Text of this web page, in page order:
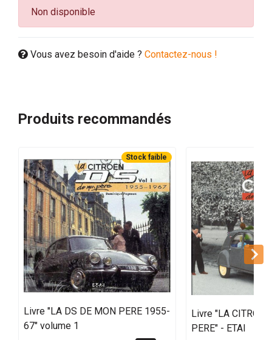
Non disponible
Vous avez besoin d'aide ? Contactez-nous !
Produits recommandés
Stock faible
Livre "LA DS DE MON PERE 1955-
67" volume 1
Livre "LA
PERE" - ETAI